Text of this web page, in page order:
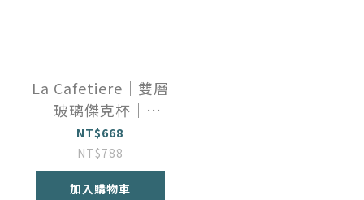
La Cafetiere｜雙層
玻璃傑克杯｜
200ml(2入)
NT$668
NT$788
加入購物車